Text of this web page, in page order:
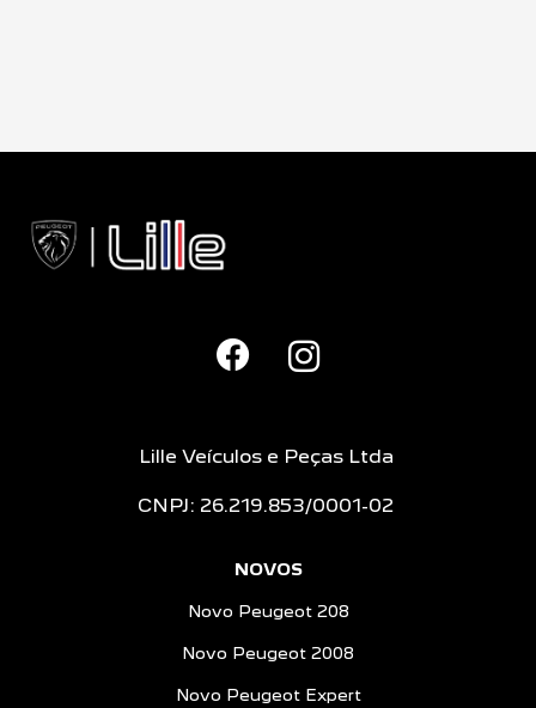
CNPJ: 26.219.853/0001-02
Novo Peugeot 208
ESTOQUE
Seminovos
VENDAS DIRETAS
Autoescolas